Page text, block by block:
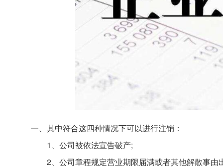
一、其中符合这四种情况下可以进行注销：
1、公司被依法宣告破产;
2、公司章程规定营业期限届满或者其他解散事由